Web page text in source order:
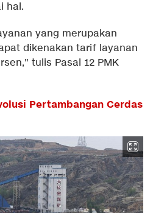
hal.
yang merupakan
dikenakan tarif layanan
tulis Pasal 12 PMK
Pertambangan Cerdas